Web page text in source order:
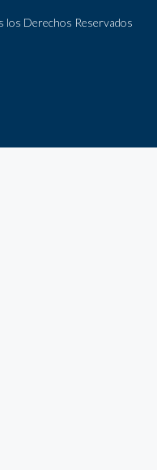
los Derechos Reservados